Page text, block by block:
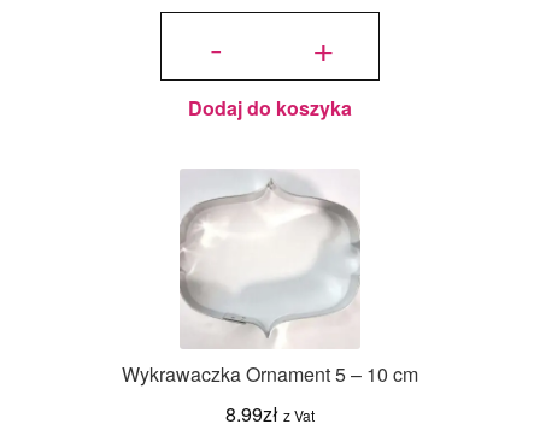
-
ilość
cm +
Dodaj do koszyka
Wykrawaczka Ornament 5 – 10 cm
8.99zł z Vat